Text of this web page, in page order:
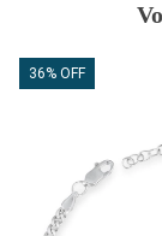
36% OFF